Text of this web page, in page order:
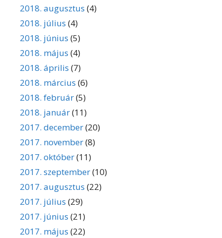
2018. augusztus (4)
2018. július (4)
2018. június (5)
2018. május (4)
2018. április (7)
2018. március (6)
2018. február(5)
2018. január(11)
2017. december(20)
2017. november(8)
2017. október(11)
2017. szeptember(10)
2017. augusztus (22)
2017. július (29)
2017. június (21)
2017. május (22)